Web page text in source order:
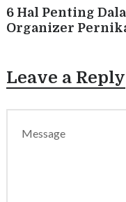
6 Hal Penting
Organizer
Leave a Reply